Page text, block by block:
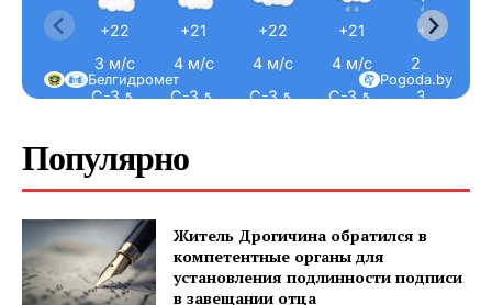
+22
3 м/с
С-З ↖
+21
4 м/с
С-З ↖
+22
4 м/с
С-З ↖
+21
4 м/с
С-З ↖
+21
2 м/с
З ←
Pogoda.by
Белгидромет
Популярно
Житель Дрогичина обратился в
компетентные органы для
установления подлинности подписи
в завещании отца